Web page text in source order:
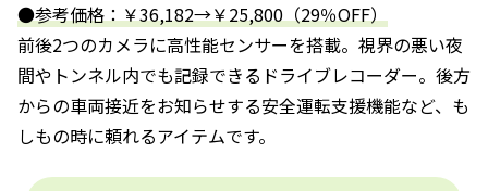
●参考価格：￥36,182→￥25,800（29％OFF）
前後2つのカメラに高性能センサーを搭載。視界の悪い夜
間やトンネル内でも記録できるドライブレコーダー。後方
からの車両接近をお知らせする安全運転支援機能など、も
しもの時に頼れるアイテムです。